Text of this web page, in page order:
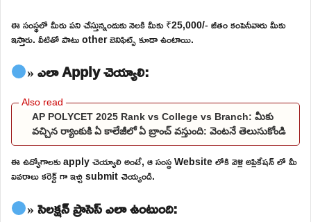
ఈ సంస్థలో మీరు పని చేస్తున్నందుకు నెలకి మీకు ₹25,000/- జీతం కంపెనీవారు మీకు
ఇస్తారు. వీటితో పాటు other బెనిఫిట్స్ కూడా ఉంటాయి.
» ఎలా Apply చెయ్యాలి:
AP POLYCET 2025 Rank vs College vs Branch: మీకు
వచ్చిన ర్యాంకుకి ఏ కాలేజీలో ఏ బ్రాంచ్ వస్తుంది: వెంటనే తెలుసుకోండి
ఈ ఉద్యోగాలకు apply చెయ్యాలి అంటే, ఆ సంస్థ Website లోకి వెళ్లి అప్లికేషన్ లో మీ
వివరాలు కరెక్ట్ గా ఇచ్చి submit చెయ్యండి.
» సెలక్షన్ ప్రాసెస్ ఎలా ఉంటుంది: